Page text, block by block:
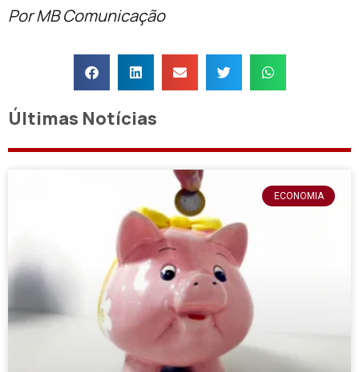
Por MB Comunicação
Últimas Notícias
ECONOMIA